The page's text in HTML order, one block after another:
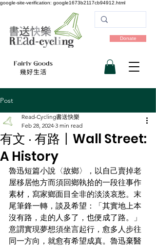
google-site-verification: google1673b2117cb94912.html
Donate
Post
有文 ‧ 有路〡Wall Street:
A History
Read-Cycling書送快樂
Feb 28, 2024 3 min read
魯迅短篇小說〈故鄉〉，以自己賣掉老
屋移居他方而須回鄉執拾的一段往事作
素材，寫家鄉面目全非的淡淡哀愁。末
尾筆鋒一轉，談及希望：「其實地上本
沒有路，走的人多了，也便成了路。」
意謂實現夢想須坐言起行，愈多人步往
同一方向，就愈有希望成真。魯迅棄醫